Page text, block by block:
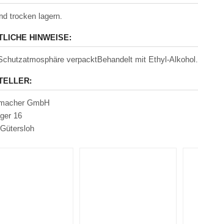
trocken lagern.
HINWEISE:
verpacktBehandelt mit Ethyl-Alkohol.
GmbH
16